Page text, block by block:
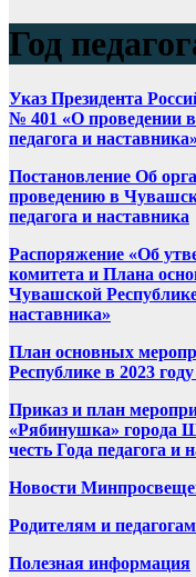
Год
Указ Президента
№ 401 «О проведении
педагога и наставника»
Постановление Об
проведению в
педагога и наставника
Распоряжение «Об
комитета и Плана
Чувашской
наставника»
План основных
Республике в 2023
Приказ и план
«Рябинушка» города
честь Года педагога и
Новости
Родителям и педагогам
Полезная информация